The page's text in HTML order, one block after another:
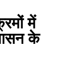
में
के